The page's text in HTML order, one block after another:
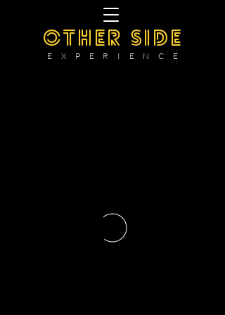
OTHER SIDE
E X P E R I E N C E